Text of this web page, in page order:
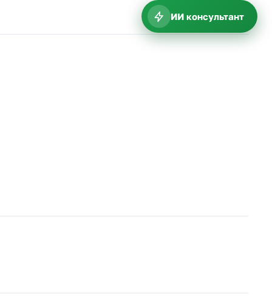
ИИ консультант